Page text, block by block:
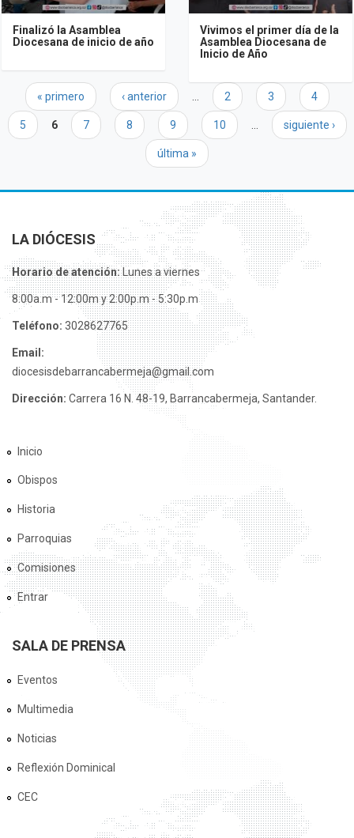
Finalizó la Asamblea
Diocesana de inicio de año
Vivimos el primer día de la
Asamblea Diocesana de
Inicio de Año
Páginas
« primero ‹ anterior … 2 3 4
5 6 7 8 9 10 … siguiente ›
última »
LA DIÓCESIS
Horario de atención:Lunes a viernes
8:00a.m - 12:00m y 2:00p.m - 5:30p.m
Teléfono: 3028627765
Email:
diocesisdebarrancabermeja@gmail.com
Dirección: Carrera 16 N. 48-19, Barrancabermeja, Santander.
Inicio
Obispos
Historia
Parroquias
Comisiones
Entrar
SALA DE PRENSA
Eventos
Multimedia
Noticias
Reflexión Dominical
CEC